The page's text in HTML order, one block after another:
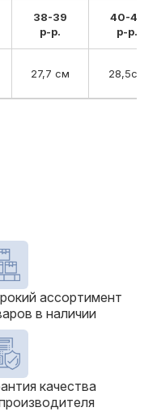
38-39
р-р.
40-42
р-р.
27,7 см 28,5см
ассортимент
в наличии
качества